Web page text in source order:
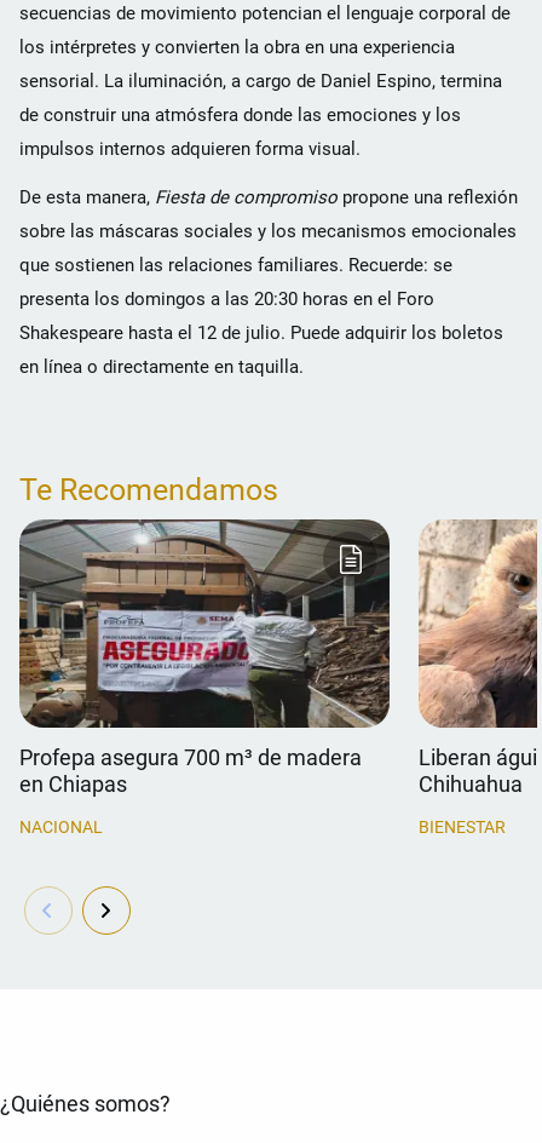
secuencias de movimiento potencian el lenguaje corporal de
los intérpretes y convierten la obra en una experiencia
sensorial. La iluminación, a cargo de Daniel Espino, termina
de construir una atmósfera donde las emociones y los
impulsos internos adquieren forma visual.
De esta manera, Fiesta de compromiso propone una reflexión
sobre las máscaras sociales y los mecanismos emocionales
que sostienen las relaciones familiares. Recuerde: se
presenta los domingos a las 20:30 horas en el Foro
Shakespeare hasta el 12 de julio. Puede adquirir los boletos
en línea o directamente en taquilla.
Te Recomendamos
Profepa asegura 700 m³ de madera
en Chiapas
NACIONAL
Liberan
Chihuahua
BIENESTAR
¿Quiénes somos?